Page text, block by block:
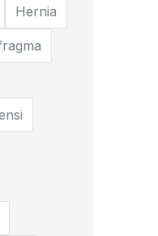
Hernia